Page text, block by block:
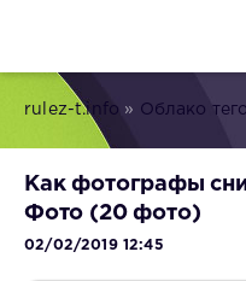
rulez-t.info » Облако
Как фотографы
Фото (20 фото)
02/02/2019 12:45